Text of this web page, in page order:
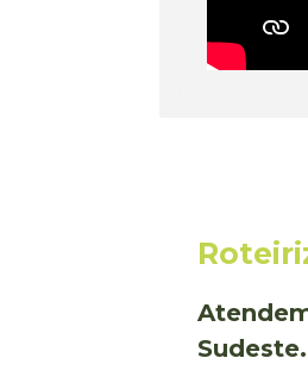
Sudeste.